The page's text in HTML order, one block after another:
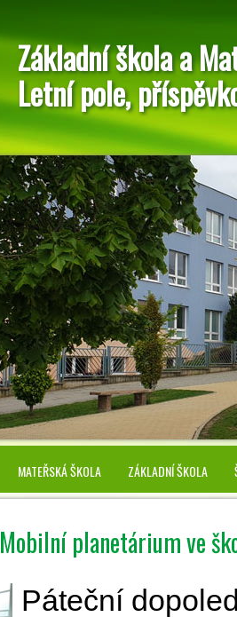
Základní škola a
Letní pole,
MATEŘSKÁ ŠKOLA ZÁKLADNÍ ŠKOLA
Mobilní planetárium ve
Páteční